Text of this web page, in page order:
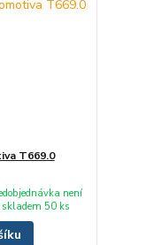
T669.0
není
skladem 50 ks